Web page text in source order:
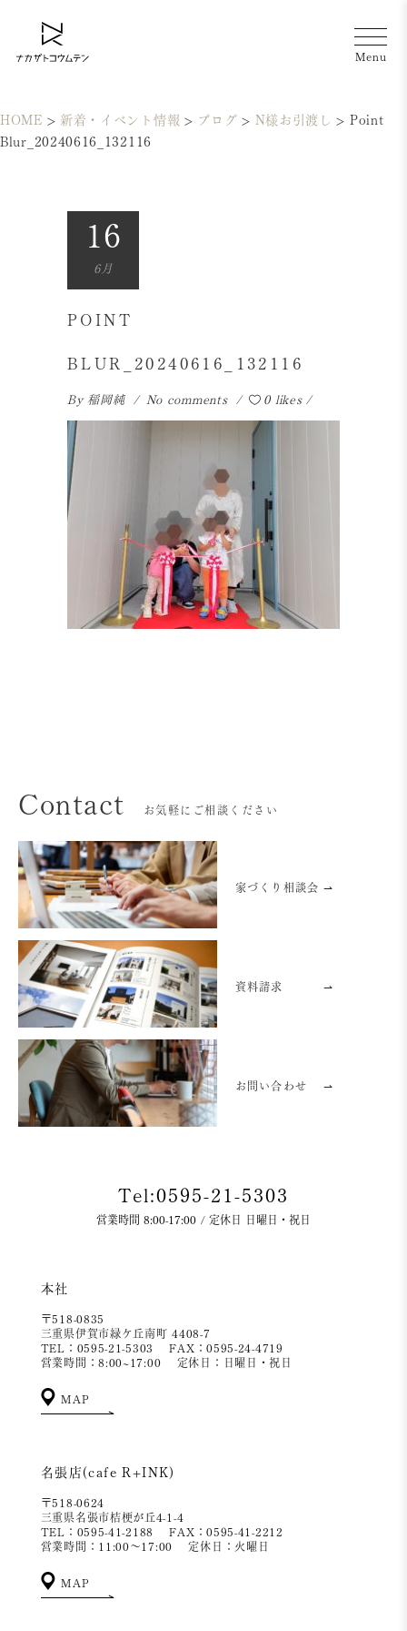
HOME > 新着・イベント情報 > ブログ > N様お引渡し >
Point
Blur_20240616_132116
16
6月
POINT
BLUR_20240616_132116
By稲岡純 No comments 0 likes
Contact お気軽にご相談ください
家づくり相談会 ⇀
資料請求 ⇀
お問い合わせ ⇀
Tel:0595-21-5303
営業時間 8:00-17:00 / 定休日 日曜日・祝日
本社
〒518-0835
三重県伊賀市緑ケ丘南町 4408-7
TEL：0595-21-5303
FAX：0595-24-4719
営業時間：8:00~17:00
定休日：日曜日・祝日
MAP
名張店(cafe R+INK)
〒518-0624
三重県名張市桔梗が丘4-1-4
TEL：0595-41-2188
FAX：0595-41-2212
営業時間：11:00～17:00
定休日：火曜日
MAP